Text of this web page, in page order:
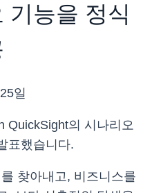
기능을 정식
일
QuickSight의 시나리오
표했습니다.
찾아내고, 비즈니스를